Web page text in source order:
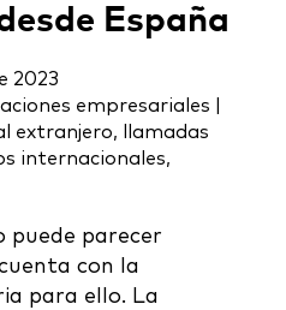
España
2023
empresariales
extranjero,
llamadas
internacionales,
puede parecer
con la
para ello. La